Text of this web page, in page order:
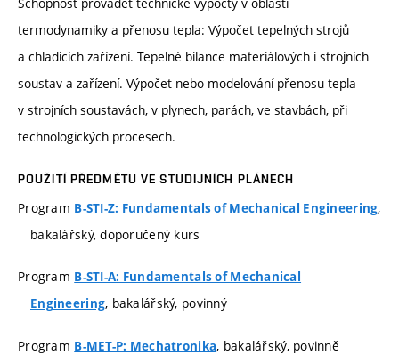
termodynamiky a přenosu tepla: Výpočet tepelných strojů
a chladicích zařízení. Tepelné bilance materiálových i strojních
soustav a zařízení. Výpočet nebo modelování přenosu tepla
v strojních soustavách, v plynech, parách, ve stavbách, při
technologických procesech.
POUŽITÍ PŘEDMĚTU VE STUDIJNÍCH PLÁNECH
Program B-STI-Z: Fundamentals of Mechanical Engineering,
bakalářský, doporučený kurs
Program B-STI-A: Fundamentals of Mechanical
Engineering, bakalářský, povinný
Program B-MET-P: Mechatronika, bakalářský, povinně